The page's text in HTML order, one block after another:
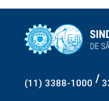
(11) 3388-1000 /